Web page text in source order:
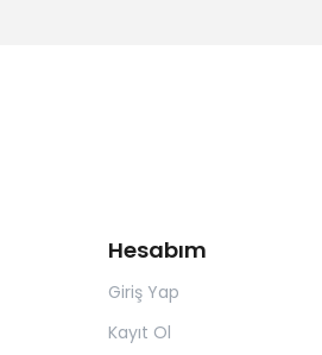
Hesabım
Giriş Yap
Kayıt Ol